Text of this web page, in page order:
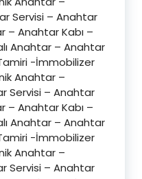
Servisi – Anahtar
– Anahtar Kabı –
Anahtar – Anahtar
-İmmobilizer
Anahtar –
Servisi – Anahtar
– Anahtar Kabı –
Anahtar – Anahtar
-İmmobilizer
Anahtar –
Servisi – Anahtar